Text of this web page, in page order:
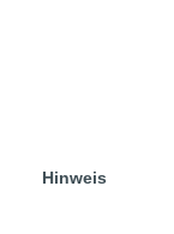
Hinweis